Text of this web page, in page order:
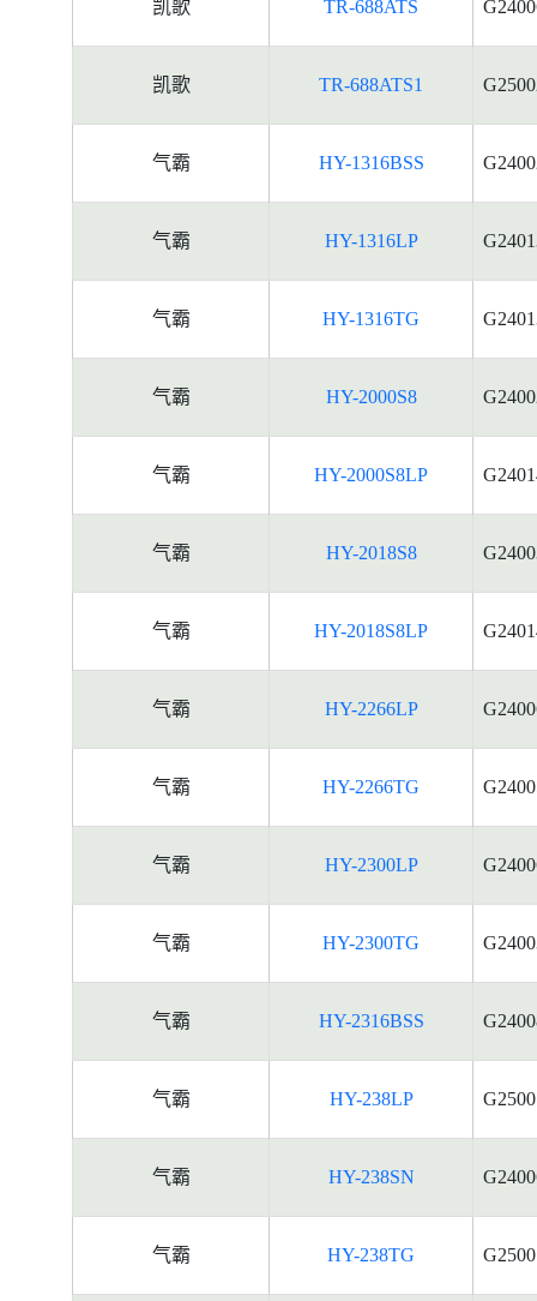
凯歌 TR-688ATS
凯歌 TR-688ATS1
气霸 HY-1316BSS
气霸 HY-1316LP
气霸 HY-1316TG
气霸 HY-2000S8
气霸 HY-2000S8LP
气霸 HY-2018S8
气霸 HY-2018S8LP
气霸 HY-2266LP
气霸 HY-2266TG
气霸 HY-2300LP
气霸 HY-2300TG
气霸 HY-2316BSS
气霸 HY-238LP
气霸 HY-238SN
气霸 HY-238TG